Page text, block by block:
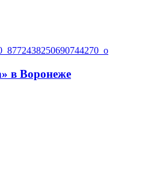
в Воронеже